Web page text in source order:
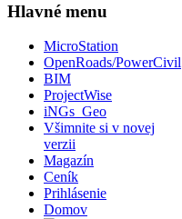
Hlavné menu
MicroStation
OpenRoads/PowerCivil
BIM
ProjectWise
iNGs_Geo
Všimnite si v novej
verzii
Magazín
Ceník
Prihlásenie
Domov